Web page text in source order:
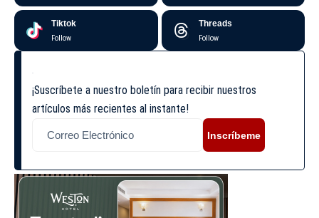
Tiktok
Follow
Threads
Follow
¡Suscríbete a nuestro boletín para recibir nuestros
artículos más recientes al instante!
Inscríbeme